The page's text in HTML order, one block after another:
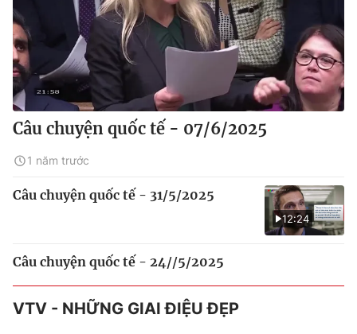
Câu chuyện quốc tế - 07/6/2025
1 năm trước
12:24
Câu chuyện quốc tế - 31/5/2025
Câu chuyện quốc tế - 24//5/2025
VTV - NHỮNG GIAI ĐIỆU ĐẸP